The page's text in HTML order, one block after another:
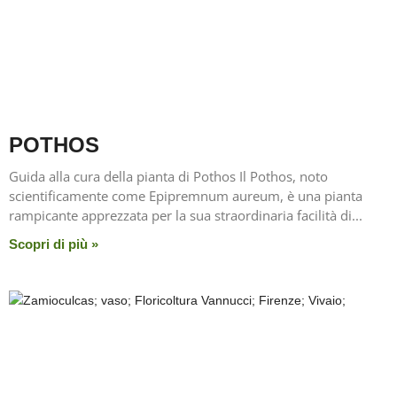
POTHOS
Guida alla cura della pianta di Pothos Il Pothos, noto
scientificamente come Epipremnum aureum, è una pianta
rampicante apprezzata per la sua straordinaria facilità di
Scopri di più »